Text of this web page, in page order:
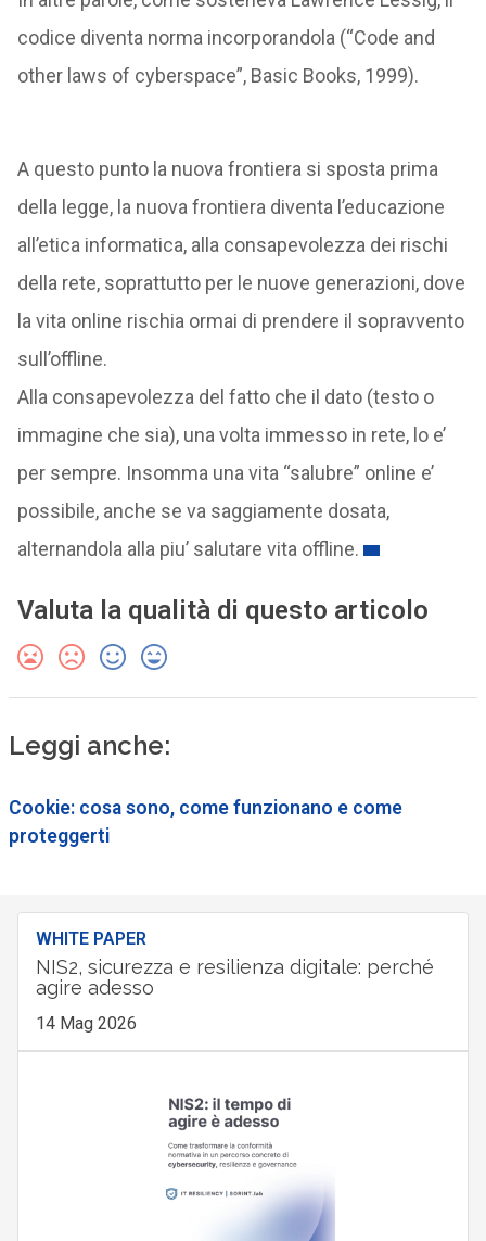
codice diventa norma incorporandola (“Code and
other laws of cyberspace”, Basic Books, 1999).
A questo punto la nuova frontiera si sposta prima
della legge, la nuova frontiera diventa l’educazione
all’etica informatica, alla consapevolezza dei rischi
della rete, soprattutto per le nuove generazioni, dove
la vita online rischia ormai di prendere il sopravvento
sull’offline.
Alla consapevolezza del fatto che il dato (testo o
immagine che sia), una volta immesso in rete, lo e’
per sempre. Insomma una vita “salubre” online e’
possibile, anche se va saggiamente dosata,
alternandola alla piu’ salutare vita offline.
Valuta la qualità di questo articolo
Leggi anche:
Cookie: cosa sono, come funzionano e come
proteggerti
WHITE PAPER
NIS2, sicurezza e resilienza digitale: perché
agire adesso
14 Mag 2026